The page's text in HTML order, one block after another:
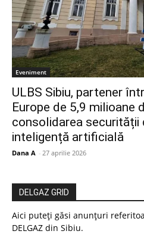
Eveniment
ULBS Sibiu, partener
Europe de 5,9 milioane
consolidarea securității
inteligență artificială
Dana A - 27 aprilie 2026
DELGAZ GRID
Aici puteți găsi anunțuri
DELGAZ din Sibiu.